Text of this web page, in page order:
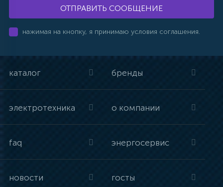
ОТПРАВИТЬ СООБЩЕНИЕ
нажимая на кнопку, я принимаю условия соглашения.
каталог бренды
электротехника о компании
faq энергосервис
новости госты